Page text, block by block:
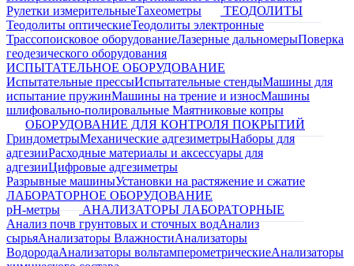
Рулетки измерительныеТахеометры
ТЕОДОЛИТЫ
Теодолиты оптическиеТеодолиты электронные
Трассопоисковое оборудованиеЛазерные дальномерыПоверка
геодезического оборудования
ИСПЫТАТЕЛЬНОЕ ОБОРУДОВАНИЕ
Испытательные прессыИспытательные стендыМашины для
испытание пружинМашины на трение и износМашины
шлифовально-полировальные Маятниковые копры
ОБОРУДОВАНИЕ ДЛЯ КОНТРОЛЯ ПОКРЫТИЙ
ГриндометрыМеханические адгезиметрыНаборы для
адгезииРасходные материалы и аксессуары для
адгезииЦифровые адгезиметры
Разрывные машиныУстановки на растяжение и сжатие
ЛАБОРАТОРНОЕ ОБОРУДОВАНИЕ
pH-метры
АНАЛИЗАТОРЫ ЛАБОРАТОРНЫЕ
Анализ почв грунтовых и сточных водАнализ
сырьяАнализаторы ВлажностиАнализаторы
ВодородаАнализаторы вольтамперометрическиеАнализаторы